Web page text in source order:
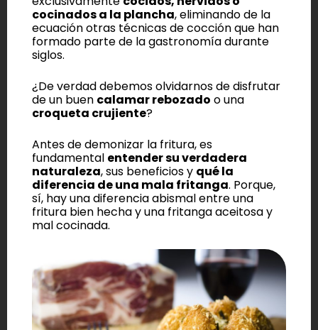
cocinados a la plancha, eliminando de la
ecuación otras técnicas de cocción que han
formado parte de la gastronomía durante
siglos.
¿De verdad debemos olvidarnos de disfrutar
de un buen calamar rebozado o una
croqueta crujiente?
Antes de demonizar la fritura, es
fundamental entender su verdadera
naturaleza, sus beneficios y qué la
diferencia de una mala fritanga. Porque,
sí, hay una diferencia abismal entre una
fritura bien hecha y una fritanga aceitosa y
mal cocinada.